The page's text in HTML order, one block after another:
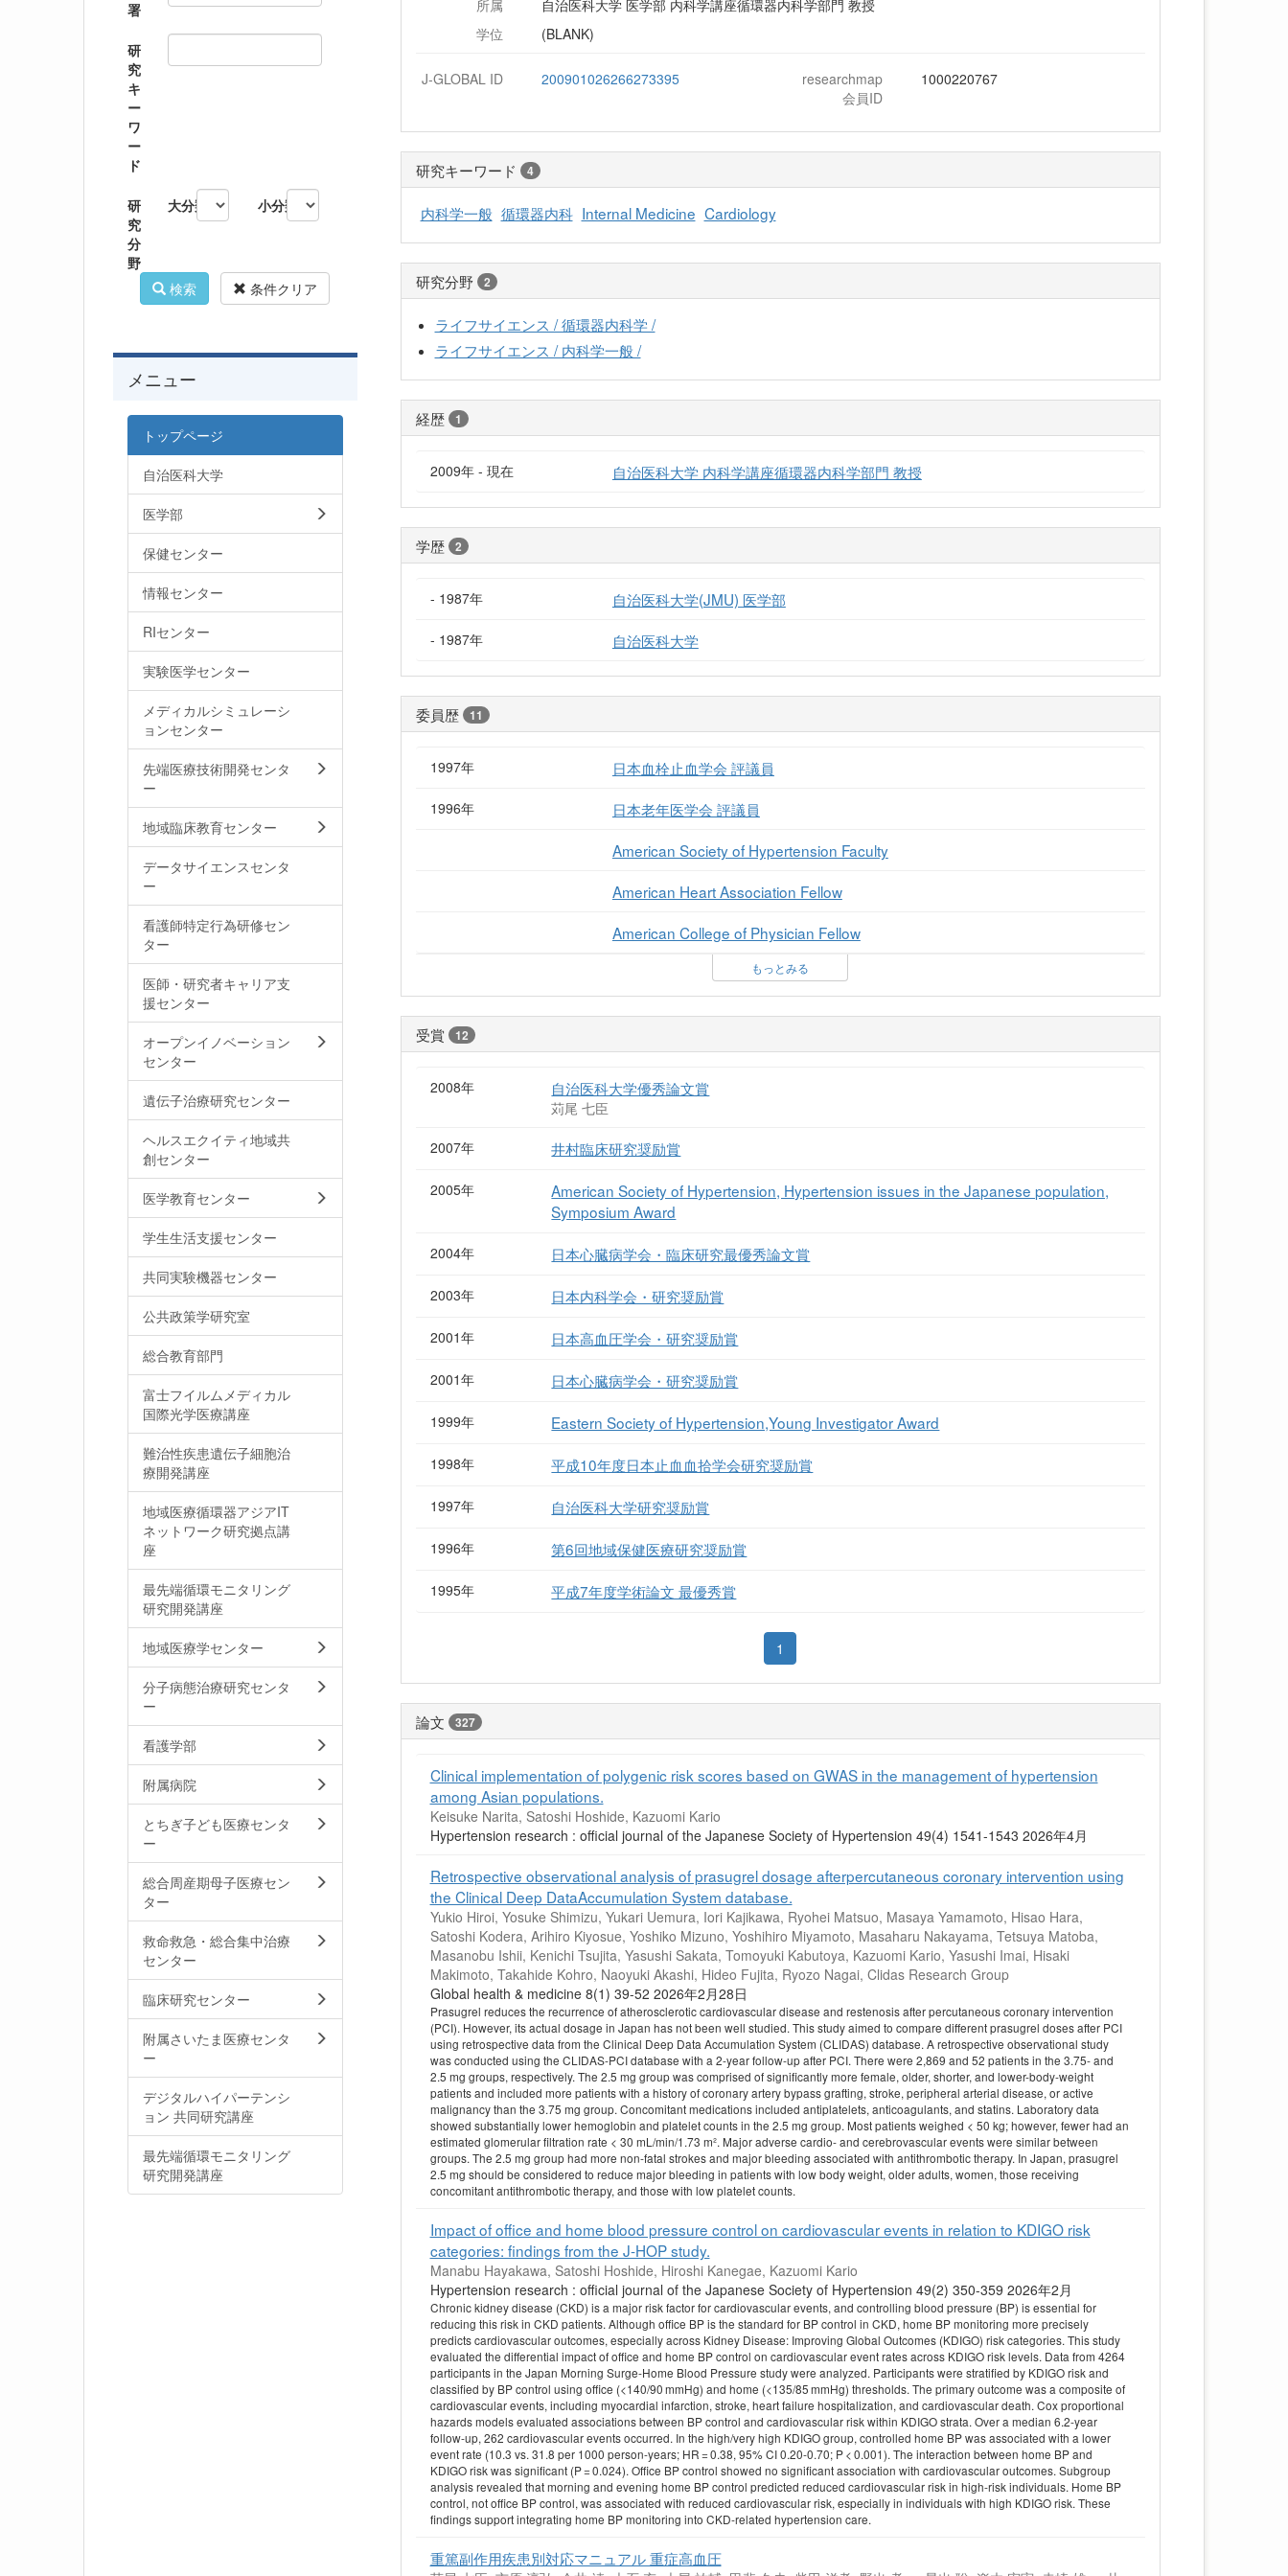
所属
自治医科大学 医学部 内科学講座循環器内科学部門 教授
学位
(BLANK)
J-GLOBAL ID 200901026266273395
researchmap
会員ID
1000220767
研究キーワード 4
内科学一般 循環器内科 Internal Medicine Cardiology
研究分野 2
ライフサイエンス / 循環器内科学 /
ライフサイエンス / 内科学一般 /
経歴 1
2009年 - 現在 自治医科大学 内科学講座循環器内科学部門 教授
学歴 2
- 1987年 自治医科大学(JMU) 医学部
- 1987年 自治医科大学
委員歴 11
1997年 日本血栓止血学会 評議員
1996年
日本老年医学会 評議員
American Society of Hypertension Faculty
American Heart Association Fellow
American College of Physician Fellow
もっとみる
受賞 12
2008年 自治医科大学優秀論文賞
苅尾 七臣
2007年 井村臨床研究奨励賞
2005年
American Society of Hypertension, Hypertension issues in the Japanese population,
Symposium Award
2004年 日本心臓病学会・臨床研究最優秀論文賞
2003年 日本内科学会・研究奨励賞
2001年 日本高血圧学会・研究奨励賞
2001年 日本心臓病学会・研究奨励賞
1999年 Eastern Society of Hypertension,Young Investigator Award
1998年 平成10年度日本止血血拾学会研究奨励賞
1997年 自治医科大学研究奨励賞
1996年 第6回地域保健医療研究奨励賞
1995年 平成7年度学術論文 最優秀賞
1
論文 327
Clinical implementation of polygenic risk scores based on GWAS in the management of hypertension
among Asian populations.
Keisuke Narita, Satoshi Hoshide, Kazuomi Kario
Hypertension research : official journal of the Japanese Society of Hypertension 49(4) 1541-1543 2026年4月
Retrospective observational analysis of prasugrel dosage afterpercutaneous coronary intervention using
the Clinical Deep DataAccumulation System database.
Yukio Hiroi, Yosuke Shimizu, Yukari Uemura, Iori Kajikawa, Ryohei Matsuo, Masaya Yamamoto, Hisao Hara,
Satoshi Kodera, Arihiro Kiyosue, Yoshiko Mizuno, Yoshihiro Miyamoto, Masaharu Nakayama, Tetsuya Matoba,
Masanobu Ishii, Kenichi Tsujita, Yasushi Sakata, Tomoyuki Kabutoya, Kazuomi Kario, Yasushi Imai, Hisaki
Makimoto, Takahide Kohro, Naoyuki Akashi, Hideo Fujita, Ryozo Nagai, Clidas Research Group
Global health & medicine 8(1) 39-52 2026年2月28日
Prasugrel reduces the recurrence of atherosclerotic cardiovascular disease and restenosis after percutaneous coronary intervention
(PCI). However, its actual dosage in Japan has not been well studied. This study aimed to compare different prasugrel doses after PCI
using retrospective data from the Clinical Deep Data Accumulation System (CLIDAS) database. A retrospective observational study
was conducted using the CLIDAS-PCI database with a 2-year follow-up after PCI. There were 2,869 and 52 patients in the 3.75- and
2.5 mg groups, respectively. The 2.5 mg group was comprised of significantly more female, older, shorter, and lower-body-weight
patients and included more patients with a history of coronary artery bypass grafting, stroke, peripheral arterial disease, or active
malignancy than the 3.75 mg group. Concomitant medications included antiplatelets, anticoagulants, and statins. Laboratory data
showed substantially lower hemoglobin and platelet counts in the 2.5 mg group. Most patients weighed < 50 kg; however, fewer had an
estimated glomerular filtration rate < 30 mL/min/1.73 m². Major adverse cardio- and cerebrovascular events were similar between
groups. The 2.5 mg group had more non-fatal strokes and major bleeding associated with antithrombotic therapy. In Japan, prasugrel
2.5 mg should be considered to reduce major bleeding in patients with low body weight, older adults, women, those receiving
concomitant antithrombotic therapy, and those with low platelet counts.
Impact of office and home blood pressure control on cardiovascular events in relation to KDIGO risk
categories: findings from the J-HOP study.
Manabu Hayakawa, Satoshi Hoshide, Hiroshi Kanegae, Kazuomi Kario
Hypertension research : official journal of the Japanese Society of Hypertension 49(2) 350-359 2026年2月
Chronic kidney disease (CKD) is a major risk factor for cardiovascular events, and controlling blood pressure (BP) is essential for
reducing this risk in CKD patients. Although office BP is the standard for BP control in CKD, home BP monitoring more precisely
predicts cardiovascular outcomes, especially across Kidney Disease: Improving Global Outcomes (KDIGO) risk categories. This study
evaluated the differential impact of office and home BP control on cardiovascular event rates across KDIGO risk levels. Data from 4264
participants in the Japan Morning Surge-Home Blood Pressure study were analyzed. Participants were stratified by KDIGO risk and
classified by BP control using office (<140/90 mmHg) and home (<135/85 mmHg) thresholds. The primary outcome was a composite of
cardiovascular events, including myocardial infarction, stroke, heart failure hospitalization, and cardiovascular death. Cox proportional
hazards models evaluated associations between BP control and cardiovascular risk within KDIGO strata. Over a median 6.2-year
follow-up, 262 cardiovascular events occurred. In the high/very high KDIGO group, controlled home BP was associated with a lower
event rate (10.3 vs. 31.8 per 1000 person-years; HR = 0.38, 95% CI 0.20-0.70; P < 0.001). The interaction between home BP and
KDIGO risk was significant (P = 0.024). Office BP control showed no significant association with cardiovascular outcomes. Subgroup
analysis revealed that morning and evening home BP control predicted reduced cardiovascular risk in high-risk individuals. Home BP
control, not office BP control, was associated with reduced cardiovascular risk, especially in individuals with high KDIGO risk. These
findings support integrating home BP monitoring into CKD-related hypertension care.
重篤副作用疾患別対応マニュアル 重症高血圧
署
研
究
キ
ー
ワ
ー
ド
研
究
分
野
大分類 小分類
検索 条件クリア
メニュー
トップページ
自治医科大学
医学部
保健センター
情報センター
RIセンター
実験医学センター
メディカルシミュレーシ
ョンセンター
先端医療技術開発センタ
ー
地域臨床教育センター
データサイエンスセンタ
ー
看護師特定行為研修セン
ター
医師・研究者キャリア支
援センター
オープンイノベーション
センター
遺伝子治療研究センター
ヘルスエクイティ地域共
創センター
医学教育センター
学生生活支援センター
共同実験機器センター
公共政策学研究室
総合教育部門
富士フイルムメディカル
国際光学医療講座
難治性疾患遺伝子細胞治
療開発講座
地域医療循環器アジアIT
ネットワーク研究拠点講
座
最先端循環モニタリング
研究開発講座
地域医療学センター
分子病態治療研究センタ
ー
看護学部
附属病院
とちぎ子ども医療センタ
ー
総合周産期母子医療セン
ター
救命救急・総合集中治療
センター
臨床研究センター
附属さいたま医療センタ
ー
デジタルハイパーテンシ
ョン 共同研究講座
最先端循環モニタリング
研究開発講座